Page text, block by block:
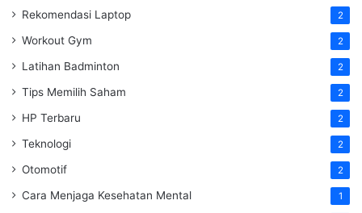
Rekomendasi Laptop 2
Workout Gym 2
Latihan Badminton 2
Tips Memilih Saham 2
HP Terbaru 2
Teknologi 2
Otomotif 2
Cara Menjaga Kesehatan Mental 1